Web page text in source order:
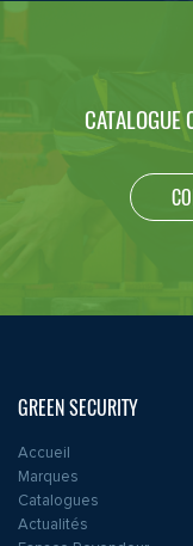
GREEN SECURITY
Accueil
Marques
Catalogues
Actualités